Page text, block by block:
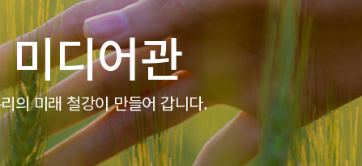
미디어관
의 미래 철강이 만들어 갑니다.